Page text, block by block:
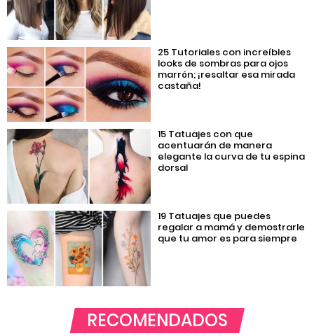
25 Tutoriales con increíbles
looks de sombras para ojos
marrón; ¡resaltar esa mirada
castaña!
15 Tatuajes con que
acentuarán de manera
elegante la curva de tu espina
dorsal
19 Tatuajes que puedes
regalar a mamá y demostrarle
que tu amor es para siempre
RECOMENDADOS